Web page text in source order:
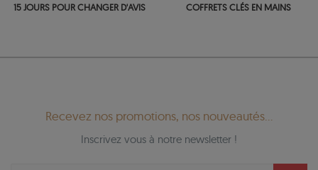
15 JOURS POUR CHANGER D'AVIS COFFRETS CLÉS EN MAINS
Recevez nos promotions, nos nouveautés...
Inscrivez vous à notre newsletter !